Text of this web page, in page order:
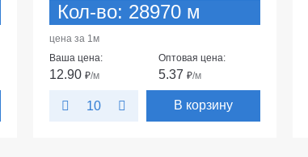
Кол-во: 28970 м
цена за 1м
Ваша цена:
12.90 ₽/м
Оптовая цена:
5.37₽/м
10 В корзину